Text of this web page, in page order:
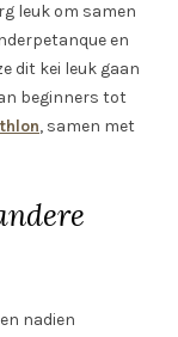
leuk om samen
en
dit kei leuk gaan
beginners tot
, samen met
nadien